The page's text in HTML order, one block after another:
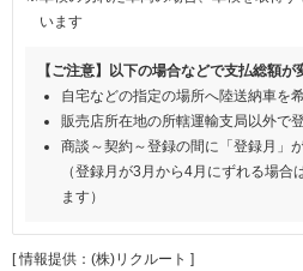
います
【ご注意】以下の場合などで支払総額が
自宅などの指定の場所へ陸送納車を
販売店所在地の所轄運輸支局以外で
商談～契約～登録の間に「登録月」
（登録月が3月から4月にずれる場合
ます）
[ 情報提供：(株)リクルート ]